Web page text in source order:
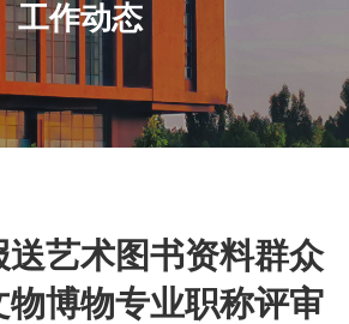
工作动态
送艺术图书资料群众
博物专业职称评审